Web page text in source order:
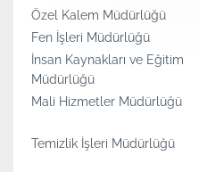
Özel Kalem Müdürlüğü
Fen İşleri Müdürlüğü
İnsan Kaynakları ve Eğitim
Müdürlüğü
Mali Hizmetler Müdürlüğü
Temizlik İşleri Müdürlüğü